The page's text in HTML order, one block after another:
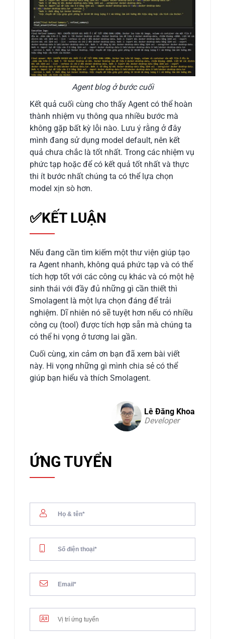
Agent blog ở bước cuối
Kết quả cuối cùng cho thấy Agent có thể hoàn
thành nhiệm vụ thông qua nhiều bước mà
không gặp bất kỳ lỗi nào. Lưu ý rằng ở đây
mình đang sử dụng model default, nên kết
quả chưa chắc là tốt nhất. Trong các nhiệm vụ
phức tạp hoặc để có kết quả tốt nhất và thực
thi ít bước nhất chúng ta có thể lựa chọn
model xịn sò hơn.
✅KẾT LUẬN
Nếu đang cần tìm kiếm một thư viện giúp tạo
ra Agent nhanh, không quá phức tạp và có thể
tích hợp tốt với các công cụ khác và có một hệ
sinh thái với đầy đủ những gì cần thiết thì
Smolagent là một lựa chọn đáng để trải
nghiệm. Dĩ nhiên nó sẽ tuyệt hơn nếu có nhiều
công cụ (tool) được tích hợp sẵn mà chúng ta
có thể hi vọng ở tương lai gần.
Cuối cùng, xin cảm ơn bạn đã xem bài viết
này. Hi vọng những gì mình chia sẻ có thể
giúp bạn hiểu và thích Smolagent.
Lê Đăng Khoa
Developer
ỨNG TUYỂN